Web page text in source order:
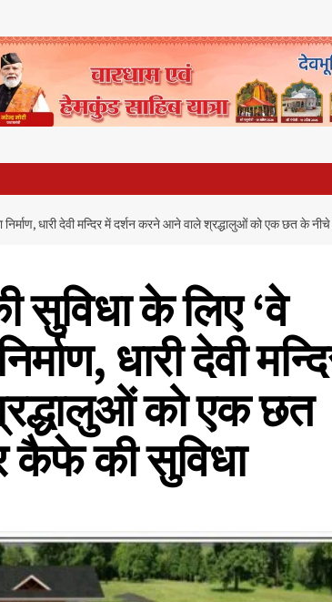
निर्माण, धारी देवी मन्दिर में दर्शन करने आने वाले श्रद्धालुओं को एक छत के
सुविधा के लिए ‘वे
धारी देवी
को एक छत
कैफे की सुविधा